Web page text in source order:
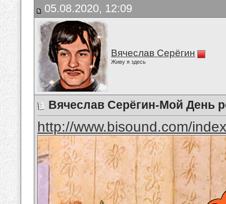
05.08.2020, 12:09
Вячеслав Серёгин
Живу я здесь
Вячеслав Серёгин-Мой День
http://www.bisound.com/